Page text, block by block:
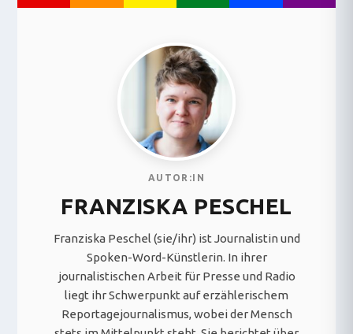
AUTOR:IN
FRANZISKA PESCHEL
Franziska Peschel (sie/ihr) ist Journalistin und
Spoken-Word-Künstlerin. In ihrer
journalistischen Arbeit für Presse und Radio
liegt ihr Schwerpunkt auf erzählerischem
Reportagejournalismus, wobei der Mensch